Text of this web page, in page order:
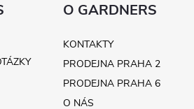
O GARDNERS
KONTAKTY
PRODEJNA PRAHA 2
PRODEJNA PRAHA 6
O NÁS